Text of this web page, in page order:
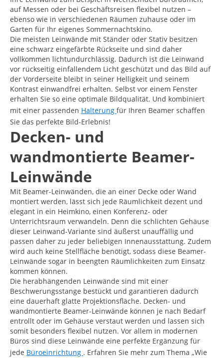
auf Messen oder bei Geschäftsreisen flexibel nutzen –
ebenso wie in verschiedenen Räumen zuhause oder im
Garten für Ihr eigenes Sommernachtskino.
Die meisten Leinwände mit Ständer oder Stativ besitzen
eine schwarz eingefärbte Rückseite und sind daher
vollkommen lichtundurchlässig. Dadurch ist die Leinwand
vor rückseitig einfallendem Licht geschützt und das Bild auf
der Vorderseite bleibt in seiner Helligkeit und seinem
Kontrast einwandfrei erhalten. Selbst vor einem Fenster
erhalten Sie so eine optimale Bildqualität. Und kombiniert
mit einer passenden Halterung für Ihren Beamer schaffen
Sie das perfekte Bild-Erlebnis!
Decken- und
wandmontierte Beamer-
Leinwände
Mit Beamer-Leinwänden, die an einer Decke oder Wand
montiert werden, lässt sich jede Räumlichkeit dezent und
elegant in ein Heimkino, einen Konferenz- oder
Unterrichtsraum verwandeln. Denn die schlichten Gehäuse
dieser Leinwand-Variante sind äußerst unauffällig und
passen daher zu jeder beliebigen Innenausstattung. Zudem
wird auch keine Stellfläche benötigt, sodass diese Beamer-
Leinwände sogar in beengten Räumlichkeiten zum Einsatz
kommen können.
Die herabhängenden Leinwände sind mit einer
Beschwerungsstange bestückt und garantieren dadurch
eine dauerhaft glatte Projektionsfläche. Decken- und
wandmontierte Beamer-Leinwände können je nach Bedarf
entrollt oder im Gehäuse verstaut werden und lassen sich
somit besonders flexibel nutzen. Vor allem in modernen
Büros sind diese Leinwände eine perfekte Ergänzung für
jede Büroeinrichtung . Erfahren Sie mehr zum Thema „Wie